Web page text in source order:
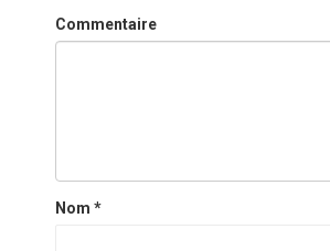
Commentaire
Nom *